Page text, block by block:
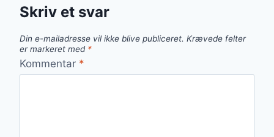
Skriv et svar
Din e-mailadresse vil ikke blive publiceret. Krævede felter
er markeret med *
Kommentar *